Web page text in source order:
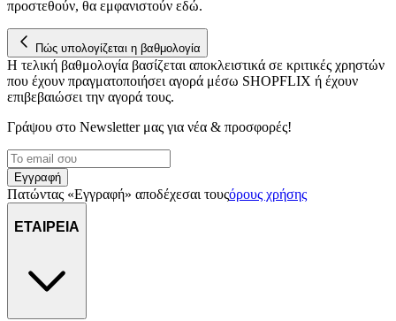
στη συσκευή σας, με σκοπό την προβολή εξατομικευμένων
διαφημίσεων και περιεχομένου, τις μετρήσεις σχετικά με
διαφημίσεις και περιεχόμενο, την καλύτερη εικόνα του κοινού
μας και την ανάπτυξη προϊόντων. Επίσης, κοινοποιούμε
πληροφορίες σχετικά με την από μέρους σας χρήση της
τοποθεσίας μας στους συνεργάτες μέσων κοινωνικής
δικτύωσης, διαφημίσεων και ανάλυσης.
προστεθούν, θα εμφανιστούν εδώ.
Πώς υπολογίζεται η βαθμολογία
Η τελική βαθμολογία βασίζεται αποκλειστικά σε κριτικές χρηστών
που έχουν πραγματοποιήσει αγορά μέσω SHOPFLIX ή έχουν
επιβεβαιώσει την αγορά τους.
Γράψου στο Νewsletter μας για νέα & προσφορές!
Εγγραφή
Πατώντας «Εγγραφή» αποδέχεσαι τουςόρους χρήσης
ΕΤΑΙΡΕΙΑ